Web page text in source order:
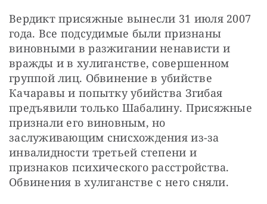
Вердикт присяжные вынесли 31 июля 2007
года. Все подсудимые были признаны
виновными в разжигании ненависти и
вражды и в хулиганстве, совершенном
группой лиц. Обвинение в убийстве
Качаравы и попытку убийства Згибая
предъявили только Шабалину. Присяжные
признали его виновным, но
заслуживающим снисхождения из-за
инвалидности третьей степени и
признаков психического расстройства.
Обвинения в хулиганстве с него сняли.